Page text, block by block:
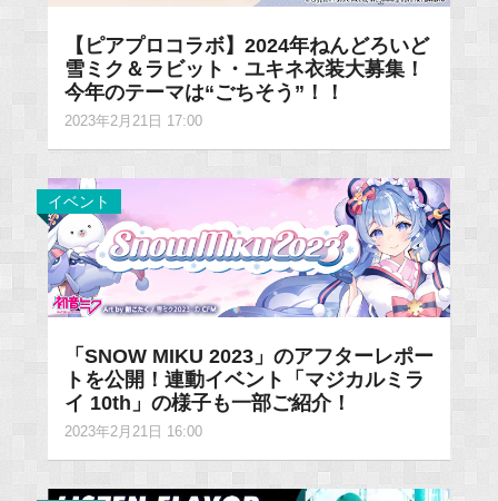
【ピアプロコラボ】2024年ねんどろいど
雪ミク＆ラビット・ユキネ衣装大募集！
今年のテーマは“ごちそう”！！
2023年2月21日 17:00
イベント
「SNOW MIKU 2023」のアフターレポー
トを公開！連動イベント「マジカルミラ
イ 10th」の様子も一部ご紹介！
2023年2月21日 16:00